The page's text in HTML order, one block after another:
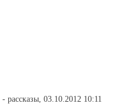
- рассказы, 03.10.2012 10:11